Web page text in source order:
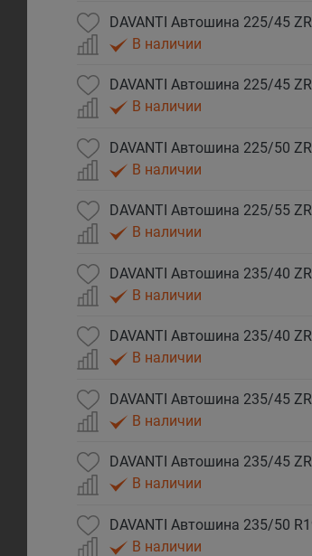
DAVANTI Автошина 225/45
В наличии
DAVANTI Автошина 225/45
В наличии
DAVANTI Автошина 225/50
В наличии
DAVANTI Автошина 225/55
В наличии
DAVANTI Автошина 235/40
В наличии
DAVANTI Автошина 235/40
В наличии
DAVANTI Автошина 235/45
В наличии
DAVANTI Автошина 235/45
В наличии
DAVANTI Автошина 235/50
В наличии